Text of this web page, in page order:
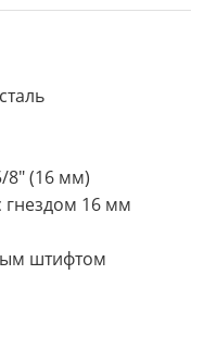
8" (16 мм)
16 мм
штифтом